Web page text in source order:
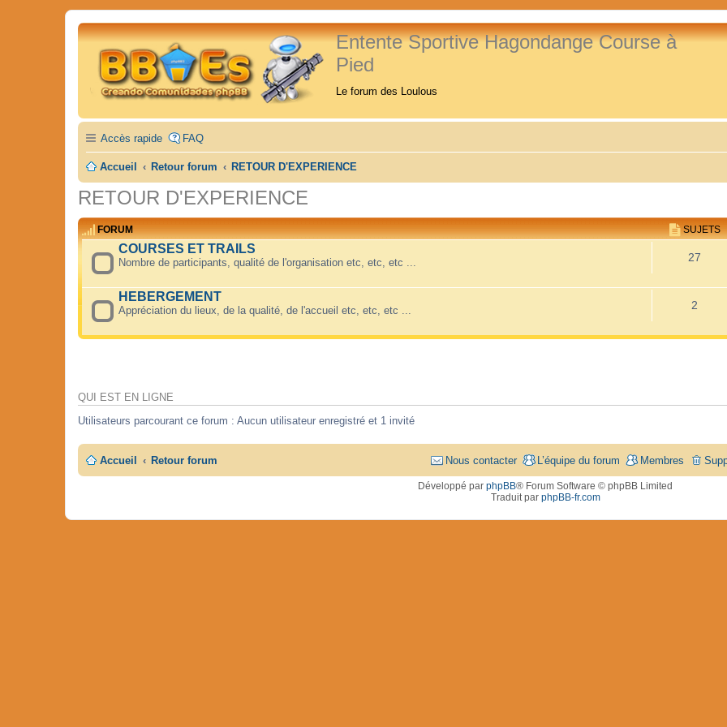
Entente Sportive Hagondange Course à
Pied
Le forum des Loulous
Accès rapide FAQ
Accueil Retour forum RETOUR D'EXPERIENCE
RETOUR D'EXPERIENCE
FORUM SUJETS
COURSES ET TRAILS
Nombre de participants, qualité de l'organisation etc, etc, etc ... 27
HEBERGEMENT
Appréciation du lieux, de la qualité, de l'accueil etc, etc, etc ... 2
QUI EST EN LIGNE
Utilisateurs parcourant ce forum : Aucun utilisateur enregistré et 1 invité
Accueil Retour forum Membres
L’équipe du forum
Nous contacter
Développé par phpBB® Forum Software © phpBB Limited
Traduit par phpBB-fr.com